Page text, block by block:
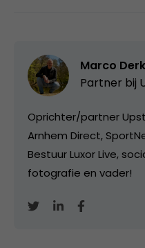
Marco
Partner bij
Oprichter/partner
Arnhem Direct,
Bestuur Luxor Live,
fotografie en vader!